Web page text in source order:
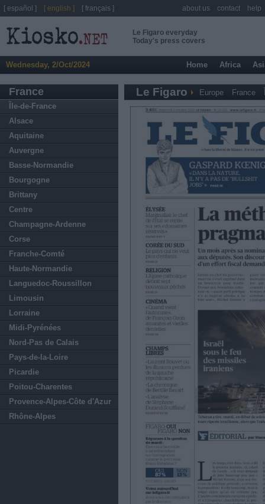
Le Figaro everyday
Today's press covers
Wednesday, 2/Oct/2024 Home Africa
France
Île-de-France
Alsace
Aquitaine
Auvergne
Basse-Normandie
Bourgogne
Brittany
Centre
Champagne-Ardenne
Corse
Franche-Comté
Haute-Normandie
Languedoc-Roussillon
Limousin
Lorraine
Midi-Pyrénées
Nord-Pas de Calais
Pays-de-la-Loire
Picardie
Poitou-Charentes
Provence-Alpes-Côte d'Azur
Rhône-Alpes
Le Figaro Europe France
[ español ] [ english ] [ français ] about us contact help